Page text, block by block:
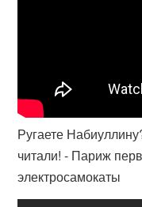
Ругаете
читали! - Париж
электросамокаты